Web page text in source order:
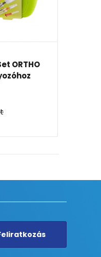
Travel Set BLACK
utazó készlet